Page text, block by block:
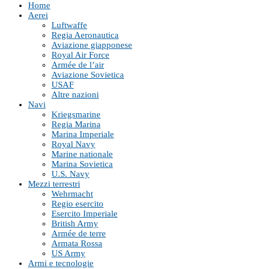
Home
Aerei
Luftwaffe
Regia Aeronautica
Aviazione giapponese
Royal Air Force
Armée de l’air
Aviazione Sovietica
USAF
Altre nazioni
Navi
Kriegsmarine
Regia Marina
Marina Imperiale
Royal Navy
Marine nationale
Marina Sovietica
U.S. Navy
Mezzi terrestri
Wehrmacht
Regio esercito
Esercito Imperiale
British Army
Armée de terre
Armata Rossa
US Army
Armi e tecnologie